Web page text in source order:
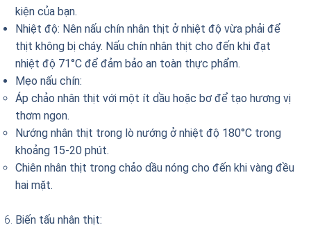
kiện của bạn.
Nhiệt độ: Nên nấu chín nhân thịt ở nhiệt độ vừa phải để
thịt không bị cháy. Nấu chín nhân thịt cho đến khi đạt
nhiệt độ 71°C để đảm bảo an toàn thực phẩm.
Mẹo nấu chín:
Áp chảo nhân thịt với một ít dầu hoặc bơ để tạo hương vị
thơm ngon.
Nướng nhân thịt trong lò nướng ở nhiệt độ 180°C trong
khoảng 15-20 phút.
Chiên nhân thịt trong chảo dầu nóng cho đến khi vàng đều
hai mặt.
Biến tấu nhân thịt: